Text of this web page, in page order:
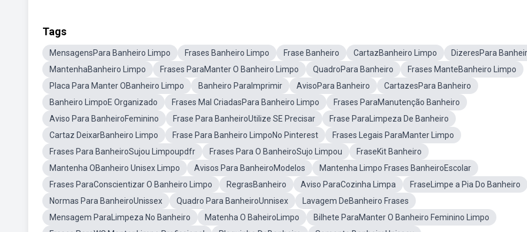
Tags
MensagensPara Banheiro Limpo Frases Banheiro Limpo Frase Banheiro CartazBanheiro Limpo
DizeresPara
MantenhaBanheiro Limpo
Frases ParaManter O Banheiro Limpo QuadroPara Banheiro
Frases ManteBanheiro Limpo
Placa Para Manter OBanheiro Limpo
Banheiro ParaImprimir AvisoPara Banheiro
CartazesPara Banheiro
Banheiro LimpoE Organizado
Frases Mal CriadasPara Banheiro Limpo
Frases ParaManutenção Banheiro
Aviso Para BanheiroFeminino
Frase Para BanheiroUtilize SE Precisar
Frase ParaLimpeza De Banheiro
Cartaz DeixarBanheiro Limpo
Frase Para Banheiro LimpoNo Pinterest
Frases Legais ParaManter Limpo
Frases Para BanheiroSujou Limpoupdfr
Frases Para O BanheiroSujo Limpou
FraseKit Banheiro
Mantenha OBanheiro Unisex Limpo
Avisos Para BanheiroModelos
Mantenha Limpo Frases BanheiroEscolar
Frases ParaConscientizar O Banheiro Limpo
RegrasBanheiro Aviso ParaCozinha Limpa
FraseLimpe a Pia Do Banheiro
Normas Para BanheiroUnissex
Quadro Para BanheiroUnnisex
Lavagem DeBanheiro Frases
Mensagem ParaLimpeza No Banheiro
Matenha O BaheiroLimpo
Bilhete ParaManter O Banheiro Feminino Limpo